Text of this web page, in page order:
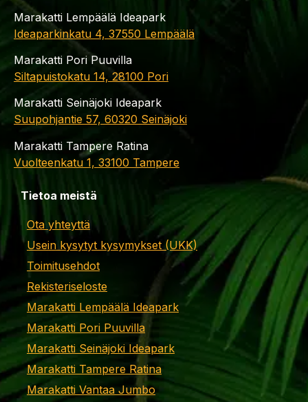
Marakatti Lempäälä Ideapark
Ideaparkinkatu 4, 37550 Lempäälä
Marakatti Pori Puuvilla
Siltapuistokatu 14, 28100 Pori
Marakatti Seinäjoki Ideapark
Suupohjantie 57, 60320 Seinäjoki
Marakatti Tampere Ratina
Vuolteenkatu 1, 33100 Tampere
Tietoa meistä
Ota yhteyttä
Usein kysytyt kysymykset (UKK)
Toimitusehdot
Rekisteriseloste
Marakatti Lempäälä Ideapark
Marakatti Pori Puuvilla
Marakatti Seinäjoki Ideapark
Marakatti Tampere Ratina
Marakatti Vantaa Jumbo